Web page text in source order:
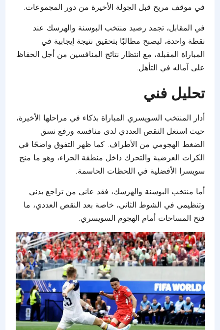
في موقف مريح قبل الجولة الأخيرة من دور المجموعات.
في المقابل، تجمد رصيد منتخب البوسنة والهرسك عند
نقطة واحدة، ليصبح مطالبًا بتحقيق نتيجة إيجابية في
المباراة المقبلة، مع انتظار نتائج المنافسين من أجل الحفاظ
على آماله في التأهل.
تحليل فني
أدار المنتخب السويسري المباراة بذكاء في مراحلها الأخيرة،
حيث استغل النقص العددي لدى منافسه ورفع نسق
الضغط الهجومي من الأطراف. كما ظهر التفوق واضحًا في
الكرات العرضية والتحرك داخل منطقة الجزاء، وهو ما منح
سويسرا الأفضلية في اللحظات الحاسمة.
أما منتخب البوسنة والهرسك، فقد عانى من تراجع بدني
وتنظيمي في الشوط الثاني، خاصة بعد النقص العددي، ما
فتح المساحات أمام الهجوم السويسري.